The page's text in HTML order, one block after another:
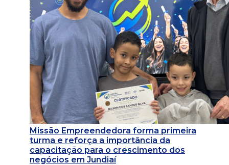
Missão Empreendedora forma primeira
turma e reforça a importância da
capacitação para o crescimento dos
negócios em Jundiaí